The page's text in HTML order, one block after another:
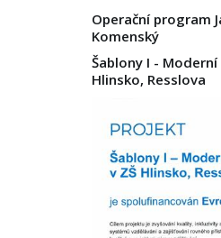
Operační program
Komenský
Šablony I -
Hlinsko, Resslova